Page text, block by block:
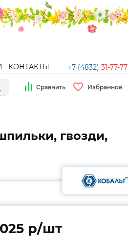
КОНТАКТЫ +7 (4832) 31-77-77
Сравнить Избранное
гвозди,
p/шт